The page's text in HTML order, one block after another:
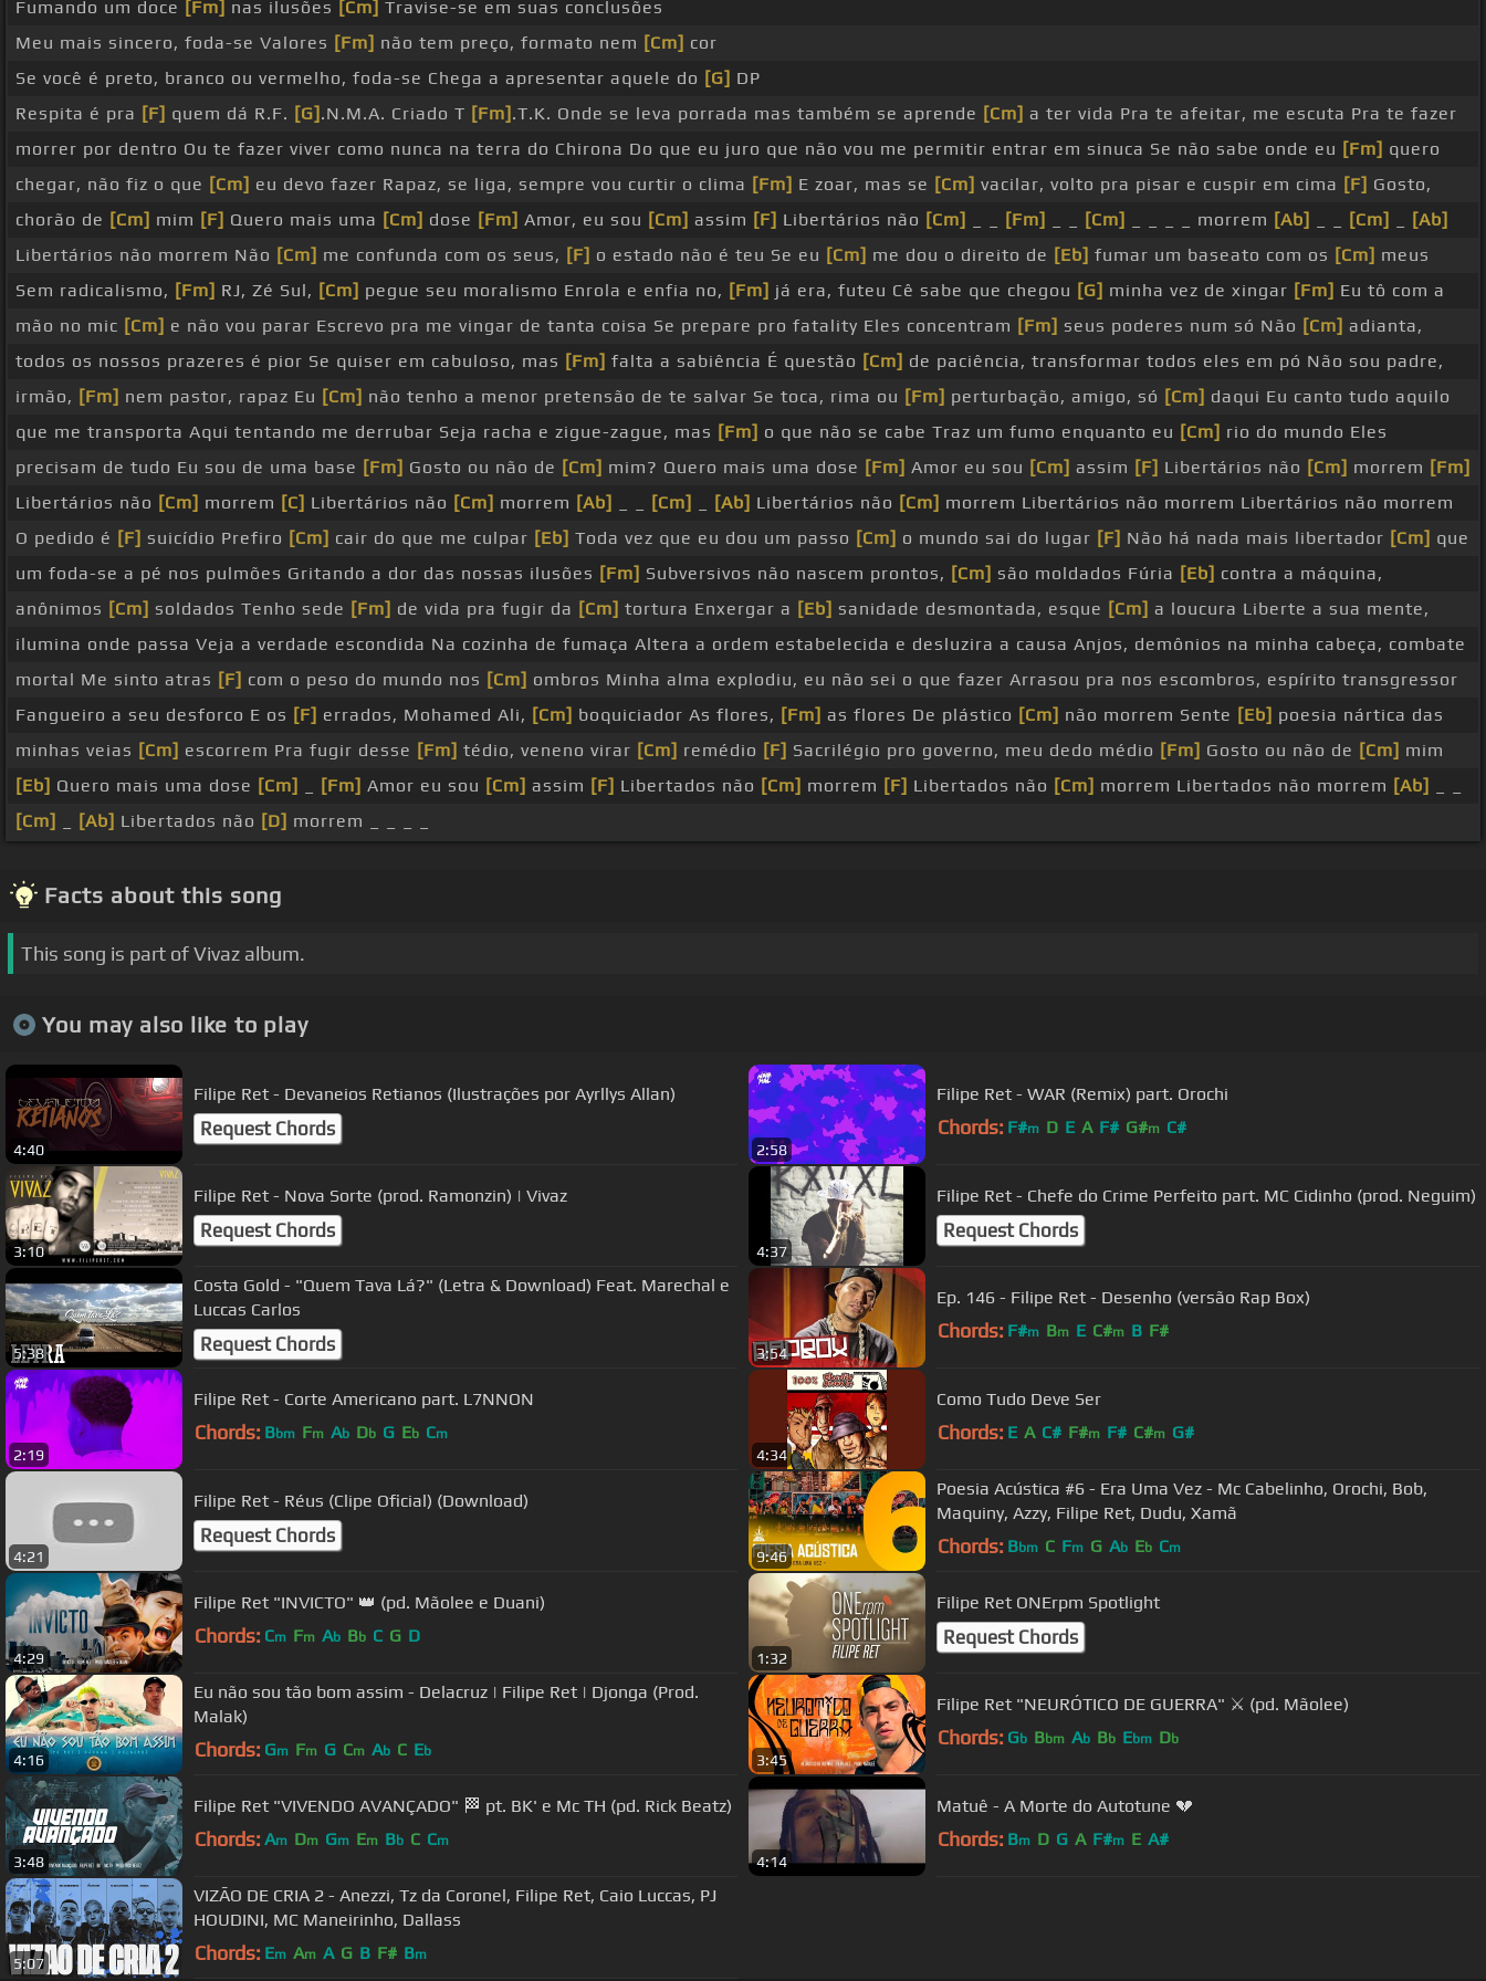
Libertados não[Cm]
Fumando um doce [Fm] nas ilusões [Cm] Travise-se em suas conclusões
Meu mais sincero, foda-se Valores [Fm] não tem preço, formato nem [Cm] cor
Se você é preto, branco ou vermelho, foda-se Chega a apresentar aquele do [G] DP
Respita é pra [F] quem dá R.F. [G] .N.M.A. Criado T [Fm] .T.K. Onde se leva porrada mas também se aprende [Cm] a ter vida Pra te afeitar, me escuta Pra te fazer
morrer por dentro Ou te fazer viver como nunca na terra do Chirona Do que eu juro que não vou me permitir entrar em sinuca Se não sabe onde eu [Fm] quero
chegar, não fiz o que [Cm] eu devo fazer Rapaz, se liga, sempre vou curtir o clima [Fm] E zoar, mas se [Cm] vacilar, volto pra pisar e cuspir em cima [F] Gosto,
chorão de [Cm] mim [F] Quero mais uma [Cm] dose [Fm] Amor, eu sou [Cm] assim [F] Libertários não [Cm] [Fm] [Cm] _ _ _ _ morrem [Ab] [Cm]
[Ab]
Libertários não morrem Não [Cm] me confunda com os seus, [F] o estado não é teu Se eu [Cm] me dou o direito de [Eb] fumar um baseato com os [Cm] meus
Sem radicalismo, [Fm] RJ, Zé Sul, [Cm] pegue seu moralismo Enrola e enfia no, [Fm] já era, futeu Cê sabe que chegou [G] minha vez de xingar [Fm] Eu tô com a
mão no mic [Cm] e não vou parar Escrevo pra me vingar de tanta coisa Se prepare pro fatality Eles concentram [Fm] seus poderes num só Não [Cm] adianta,
todos os nossos prazeres é pior Se quiser em cabuloso, mas [Fm] falta a sabiência É questão [Cm] de paciência, transformar todos eles em pó Não sou padre,
irmão, [Fm] nem pastor, rapaz Eu [Cm] não tenho a menor pretensão de te salvar Se toca, rima ou [Fm] perturbação, amigo, só [Cm] daqui Eu canto tudo aquilo
que me transporta Aqui tentando me derrubar Seja racha e zigue-zague, mas [Fm] o que não se cabe Traz um fumo enquanto eu [Cm] rio do mundo Eles
precisam de tudo Eu sou de uma base [Fm] Gosto ou não de [Cm] mim? Quero mais uma dose [Fm] Amor eu sou [Cm] assim [F] Libertários não [Cm] morrem [Fm]
Libertários não [Cm] morrem [C] Libertários não [Cm] morrem [Ab] [Cm] [Ab] Libertários não [Cm] morrem Libertários não morrem Libertários não morrem
O pedido é [F] suicídio Prefiro [Cm] cair do que me culpar [Eb] Toda vez que eu dou um passo [Cm] o mundo sai do lugar [F] Não há nada mais libertador [Cm] que
um foda-se a pé nos pulmões Gritando a dor das nossas ilusões [Fm] Subversivos não nascem prontos, [Cm] são moldados Fúria [Eb] contra a máquina,
anônimos [Cm] soldados Tenho sede [Fm] de vida pra fugir da [Cm] tortura Enxergar a [Eb] sanidade desmontada, esque [Cm] a loucura Liberte a sua mente,
ilumina onde passa Veja a verdade escondida Na cozinha de fumaça Altera a ordem estabelecida e desluzira a causa Anjos, demônios na minha cabeça, combate
mortal Me sinto atras [F] com o peso do mundo nos [Cm] ombros Minha alma explodiu, eu não sei o que fazer Arrasou pra nos escombros, espírito transgressor
Fangueiro a seu desforco E os [F] errados, Mohamed Ali, [Cm] boquiciador As flores, [Fm] as flores De plástico [Cm] não morrem Sente [Eb] poesia nártica das
minhas veias [Cm] escorrem Pra fugir desse [Fm] tédio, veneno virar [Cm] remédio [F] Sacrilégio pro governo, meu dedo médio [Fm] Gosto ou não de [Cm] mim
[Eb] Quero mais uma dose [Cm] [Fm] Amor eu sou [Cm] assim [F] Libertados não [Cm] morrem [F] Libertados não [Cm] morrem Libertados não morrem [Ab]
[Cm]
[Ab] Libertados não [D] morrem _ _ _ _
Facts about this song
This song is part of Vivaz album.
You may also like to play
4:40
Filipe Ret - Devaneios Retianos (Ilustrações por Ayrllys Allan)
Request Chords
2:58
Filipe Ret - WAR (Remix) part. Orochi
Chords: F#m D E A F# G#m C#
3:10
Filipe Ret - Nova Sorte (prod. Ramonzin) | Vivaz
Request Chords
4:37
Filipe Ret - Chefe do Crime Perfeito part. MC Cidinho (prod. Neguim)
Request Chords
5:38
Costa Gold - "Quem Tava Lá?" (Letra & Download) Feat. Marechal e
Luccas Carlos
Request Chords 3:54
Ep. 146 - Filipe Ret - Desenho (versão Rap Box)
Chords: F#m Bm E C#m B F#
2:19
Filipe Ret - Corte Americano part. L7NNON
Chords: Bbm Fm Ab Db G Eb Cm
4:34
Como Tudo Deve Ser
Chords: E A C# F#m F# C#m G#
4:21
Filipe Ret - Réus (Clipe Oficial) (Download)
Request Chords
9:46
Poesia Acústica #6 - Era Uma Vez - Mc Cabelinho, Orochi, Bob,
Maquiny, Azzy, Filipe Ret, Dudu, Xamã
Chords: Bbm C Fm G Ab Eb Cm
4:29
Filipe Ret "INVICTO" 👑 (pd. Mãolee e Duani)
Chords: Cm Fm Ab Bb C G D
1:32
Filipe Ret ONErpm Spotlight
Request Chords
4:16
Eu não sou tão bom assim - Delacruz | Filipe Ret | Djonga (Prod.
Malak)
Chords: Gm Fm G Cm Ab C Eb
3:45
Filipe Ret "NEURÓTICO DE GUERRA" ⚔ (pd. Mãolee)
Chords: Gb Bbm Ab Bb Ebm Db
3:48
Filipe Ret "VIVENDO AVANÇADO" 🏁 pt. BK' e Mc TH (pd. Rick Beatz)
Chords: Am Dm Gm Em Bb C Cm
4:14
Matuê - A Morte do Autotune 💔
Chords: Bm D G A F#m E A#
5:07
VIZÃO DE CRIA 2 - Anezzi, Tz da Coronel, Filipe Ret, Caio Luccas, PJ
HOUDINI, MC Maneirinho, Dallass
Chords: Em Am A G B F# Bm